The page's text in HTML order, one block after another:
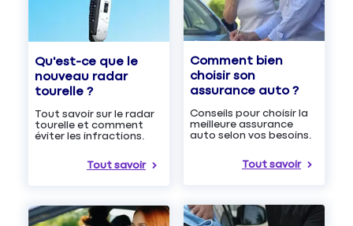
Qu'est-ce que le
nouveau radar
tourelle ?
Tout savoir sur le radar
tourelle et comment
éviter les infractions.
Tout savoir
Comment bien
choisir son
assurance auto ?
Conseils pour choisir la
meilleure assurance
auto selon vos besoins.
Tout savoir